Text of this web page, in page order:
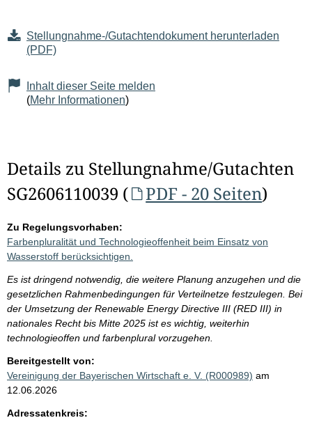
Stellungnahme-/Gutachtendokument herunterladen
(PDF)
Inhalt dieser Seite melden
(Mehr Informationen)
Details zu Stellungnahme/Gutachten
SG2606110039 (
PDF - 20 Seiten)
Zu Regelungsvorhaben:
Farbenpluralität und Technologieoffenheit beim Einsatz von
Wasserstoff berücksichtigen.
Es ist dringend notwendig, die weitere Planung anzugehen und die
gesetzlichen Rahmenbedingungen für Verteilnetze festzulegen. Bei
der Umsetzung der Renewable Energy Directive III (RED III) in
nationales Recht bis Mitte 2025 ist es wichtig, weiterhin
technologieoffen und farbenplural vorzugehen.
Bereitgestellt von:
Vereinigung der Bayerischen Wirtschaft e. V. (R000989) am
12.06.2026
Adressatenkreis: